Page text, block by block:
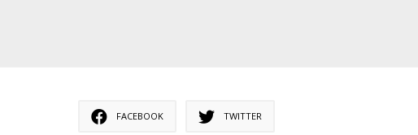
FACEBOOK TWITTER